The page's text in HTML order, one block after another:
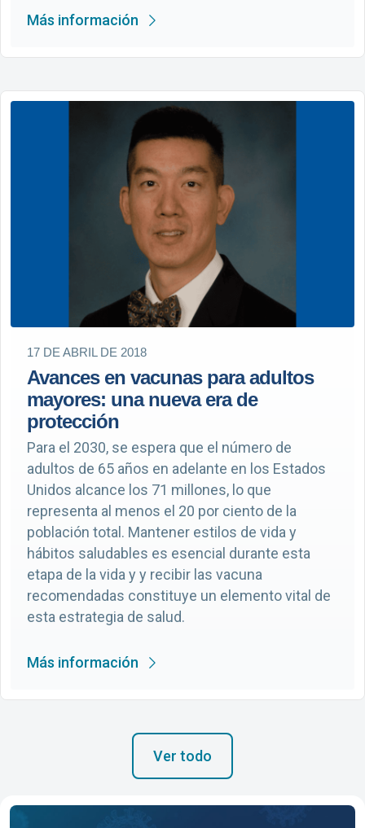
Más información
17 DE ABRIL DE 2018
Avances en vacunas para adultos
mayores: una nueva era de
protección
Para el 2030, se espera que el número de
adultos de 65 años en adelante en los Estados
Unidos alcance los 71 millones, lo que
representa al menos el 20 por ciento de la
población total. Mantener estilos de vida y
hábitos saludables es esencial durante esta
etapa de la vida y y recibir las vacuna
recomendadas constituye un elemento vital de
esta estrategia de salud.
Más información
Ver todo